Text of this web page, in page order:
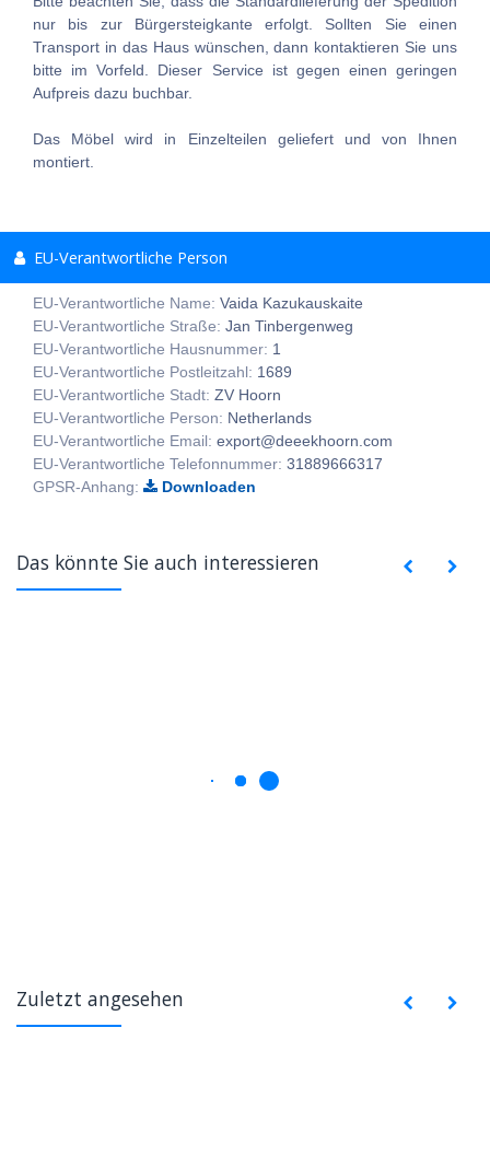
nur bis zur Bürgersteigkante erfolgt. Sollten Sie einen
Transport in das Haus wünschen, dann kontaktieren Sie uns
bitte im Vorfeld. Dieser Service ist gegen einen geringen
Aufpreis dazu buchbar.
Das Möbel wird in Einzelteilen geliefert und von Ihnen
montiert.
EU-Verantwortliche Person
EU-Verantwortliche Name: Vaida Kazukauskaite
EU-Verantwortliche Straße: Jan Tinbergenweg
EU-Verantwortliche Hausnummer: 1
EU-Verantwortliche Postleitzahl: 1689
EU-Verantwortliche Stadt: ZV Hoorn
EU-Verantwortliche Person: Netherlands
EU-Verantwortliche Email: export@deeekhoorn.com
EU-Verantwortliche Telefonnummer: 31889666317
GPSR-Anhang:
Downloaden
Das könnte Sie auch interessieren
Zuletzt angesehen